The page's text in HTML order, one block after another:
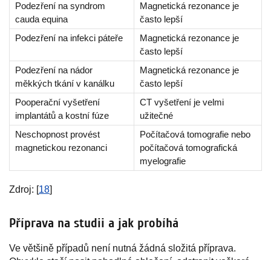
Podezření na syndrom
cauda equina
Magnetická rezonance je
často lepší
Podezření na infekci páteře
Magnetická rezonance je
často lepší
Podezření na nádor
měkkých tkání v kanálku
Magnetická rezonance je
často lepší
Pooperační vyšetření
implantátů a kostní fúze
CT vyšetření je velmi
užitečné
Neschopnost provést
magnetickou rezonanci
Počítačová tomografie nebo
počítačová tomografická
myelografie
Zdroj: [18]
Příprava na studii a jak probíhá
Ve většině případů není nutná žádná složitá příprava.